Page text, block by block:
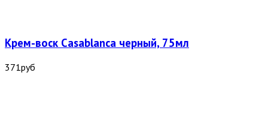
Крем-воск Casablanca черный, 75мл
371руб